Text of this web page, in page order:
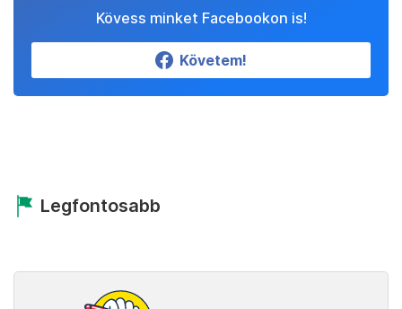
Kövess minket Facebookon is!
Követem!
Legfontosabb